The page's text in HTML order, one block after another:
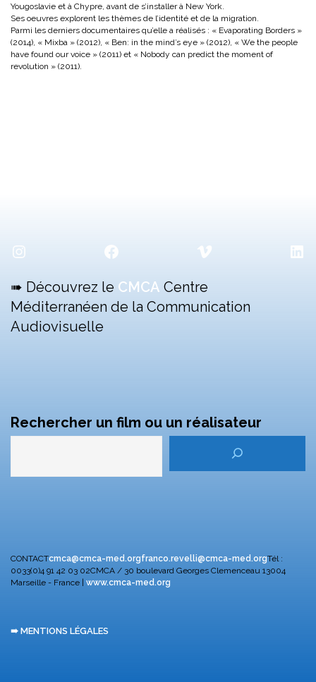
Yougoslavie et à Chypre, avant de s’installer à New York.
Ses oeuvres explorent les thèmes de l’identité et de la migration.
Parmi les derniers documentaires qu’elle a réalisés : « Evaporating Borders »
(2014), « Mixba » (2012), « Ben: in the mind’s eye » (2012), « We the people
have found our voice » (2011) et « Nobody can predict the moment of
revolution » (2011).
Instagram Facebook Vimeo
➠ Découvrez le CMCA Centre
Méditerranéen de la Communication
Audiovisuelle
Rechercher un film ou un réalisateur
CONTACTcmca@cmca-med.orgfranco.revelli@cmca-med.orgTél :
0033(0)4 91 42 03 02CMCA / 30 boulevard Georges Clemenceau 13004
Marseille - France | www.cmca-med.org
➠ MENTIONS LÉGALES